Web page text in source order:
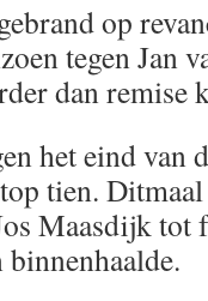
op
tegen Jan
dan remise
het eind
tien.
Maasdijk tot
binnenhaalde.